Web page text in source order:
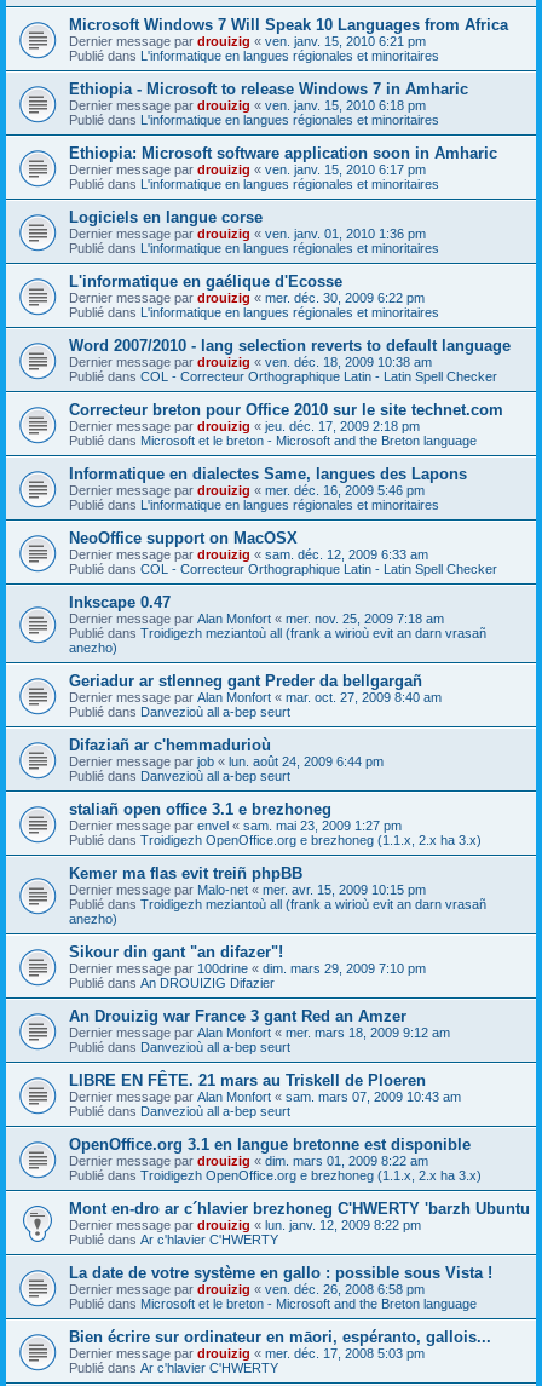
Microsoft Windows 7 Will Speak 10 Languages from Africa
Dernier message par drouizig « ven. janv. 15, 2010 6:21 pm
Publié dans L'informatique en langues régionales et minoritaires
Ethiopia - Microsoft to release Windows 7 in Amharic
Dernier message par drouizig « ven. janv. 15, 2010 6:18 pm
Publié dans L'informatique en langues régionales et minoritaires
Ethiopia: Microsoft software application soon in Amharic
Dernier message par drouizig « ven. janv. 15, 2010 6:17 pm
Publié dans L'informatique en langues régionales et minoritaires
Logiciels en langue corse
Dernier message par drouizig « ven. janv. 01, 2010 1:36 pm
Publié dans L'informatique en langues régionales et minoritaires
L'informatique en gaélique d'Ecosse
Dernier message par drouizig « mer. déc. 30, 2009 6:22 pm
Publié dans L'informatique en langues régionales et minoritaires
Word 2007/2010 - lang selection reverts to default language
Dernier message par drouizig « ven. déc. 18, 2009 10:38 am
Publié dans COL - Correcteur Orthographique Latin - Latin Spell Checker
Correcteur breton pour Office 2010 sur le site technet.com
Dernier message par drouizig « jeu. déc. 17, 2009 2:18 pm
Publié dans Microsoft et le breton - Microsoft and the Breton language
Informatique en dialectes Same, langues des Lapons
Dernier message par drouizig « mer. déc. 16, 2009 5:46 pm
Publié dans L'informatique en langues régionales et minoritaires
NeoOffice support on MacOSX
Dernier message par drouizig « sam. déc. 12, 2009 6:33 am
Publié dans COL - Correcteur Orthographique Latin - Latin Spell Checker
Inkscape 0.47
Dernier message par Alan Monfort « mer. nov. 25, 2009 7:18 am
Publié dans Troidigezh meziantoù all (frank a wirioù evit an darn vrasañ
anezho)
Geriadur ar stlenneg gant Preder da bellgargañ
Dernier message par Alan Monfort « mar. oct. 27, 2009 8:40 am
Publié dans Danvezioù all a-bep seurt
Difaziañ ar c'hemmadurioù
Dernier message par job « lun. août 24, 2009 6:44 pm
Publié dans Danvezioù all a-bep seurt
staliañ open office 3.1 e brezhoneg
Dernier message par envel « sam. mai 23, 2009 1:27 pm
Publié dans Troidigezh OpenOffice.org e brezhoneg (1.1.x, 2.x ha 3.x)
Kemer ma flas evit treiñ phpBB
Dernier message par Malo-net « mer. avr. 15, 2009 10:15 pm
Publié dans Troidigezh meziantoù all (frank a wirioù evit an darn vrasañ
anezho)
Sikour din gant "an difazer"!
Dernier message par 100drine « dim. mars 29, 2009 7:10 pm
Publié dans An DROUIZIG Difazier
An Drouizig war France 3 gant Red an Amzer
Dernier message par Alan Monfort « mer. mars 18, 2009 9:12 am
Publié dans Danvezioù all a-bep seurt
LIBRE EN FÊTE. 21 mars au Triskell de Ploeren
Dernier message par Alan Monfort « sam. mars 07, 2009 10:43 am
Publié dans Danvezioù all a-bep seurt
OpenOffice.org 3.1 en langue bretonne est disponible
Dernier message par drouizig « dim. mars 01, 2009 8:22 am
Publié dans Troidigezh OpenOffice.org e brezhoneg (1.1.x, 2.x ha 3.x)
Mont en-dro ar c´hlavier brezhoneg C'HWERTY 'barzh Ubuntu
Dernier message par drouizig « lun. janv. 12, 2009 8:22 pm
Publié dans Ar c'hlavier C'HWERTY
La date de votre système en gallo : possible sous Vista !
Dernier message par drouizig « ven. déc. 26, 2008 6:58 pm
Publié dans Microsoft et le breton - Microsoft and the Breton language
Bien écrire sur ordinateur en māori, espéranto, gallois...
Dernier message par drouizig « mer. déc. 17, 2008 5:03 pm
Publié dans Ar c'hlavier C'HWERTY